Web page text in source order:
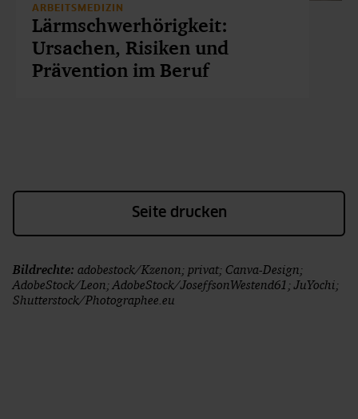
ARBEITSMEDIZIN
Lärmschwerhörigkeit:
Ursachen, Risiken und
Prävention im Beruf
Seite drucken
Bildrechte: adobestock/Kzenon; privat; Canva-Design;
AdobeStock/Leon; AdobeStock/JoseffsonWestend61; JuYochi;
Shutterstock/Photographee.eu